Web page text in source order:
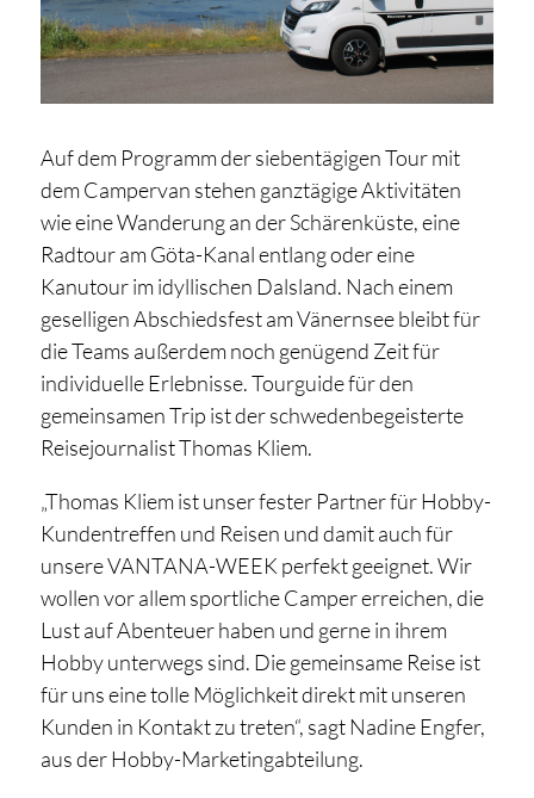
Auf dem Programm der siebentägigen Tour mit
dem Campervan stehen ganztägige Aktivitäten
wie eine Wanderung an der Schärenküste, eine
Radtour am Göta-Kanal entlang oder eine
Kanutour im idyllischen Dalsland. Nach einem
geselligen Abschiedsfest am Vänernsee bleibt für
die Teams außerdem noch genügend Zeit für
individuelle Erlebnisse. Tourguide für den
gemeinsamen Trip ist der schwedenbegeisterte
Reisejournalist Thomas Kliem.
„Thomas Kliem ist unser fester Partner für Hobby-
Kundentreffen und Reisen und damit auch für
unsere VANTANA-WEEK perfekt geeignet. Wir
wollen vor allem sportliche Camper erreichen, die
Lust auf Abenteuer haben und gerne in ihrem
Hobby unterwegs sind. Die gemeinsame Reise ist
für uns eine tolle Möglichkeit direkt mit unseren
Kunden in Kontakt zu treten“, sagt Nadine Engfer,
aus der Hobby-Marketingabteilung.